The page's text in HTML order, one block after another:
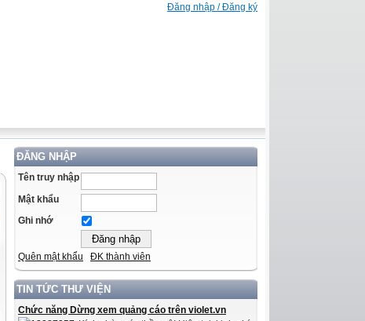
Đăng nhập / Đăng ký
ĐĂNG NHẬP
Tên truy nhập
Mật khẩu
Ghi nhớ
Quên mật khẩu ĐK thành viên
TIN TỨC THƯ VIỆN
Chức năng Dừng xem quảng cáo trên violet.vn